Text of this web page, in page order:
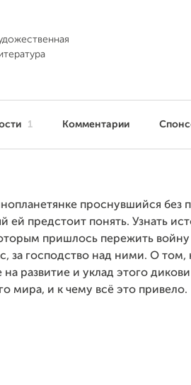
1 Комментарии
проснувшийся без
ей предстоит понять. Узнать
пришлось пережить войну
за господство над ними. О том,
на развитие и уклад этого
мира, и к чему всё это привело.